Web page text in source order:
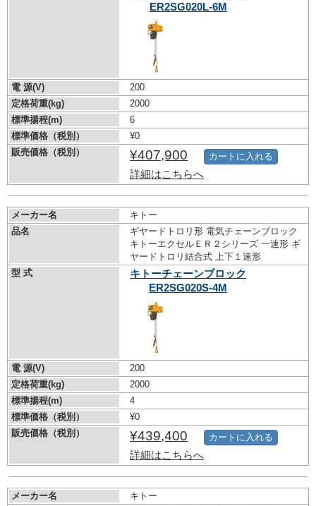
ER2SG020L-6M
電 源(V)
200
定格荷重(kg)
2000
標準揚程(m)
6
標準価格（税別）
¥0
販売価格（税別）
¥407,900
詳細はこちらへ
カートに入れる
メーカー名
キトー
品名
ギヤードトロリ形 電気チェーンブロック
キトーエクセルＥＲ２シリーズ 一速形 ギ
ヤードトロリ結合式 上下１速形
型 式
キトーチェーンブロック
ER2SG020S-4M
電 源(V)
200
定格荷重(kg)
2000
標準揚程(m)
4
標準価格（税別）
¥0
販売価格（税別）
¥439,400
詳細はこちらへ
カートに入れる
メーカー名
キトー